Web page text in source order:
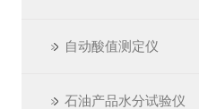
自动酸值测定仪
石油产品水分试验仪